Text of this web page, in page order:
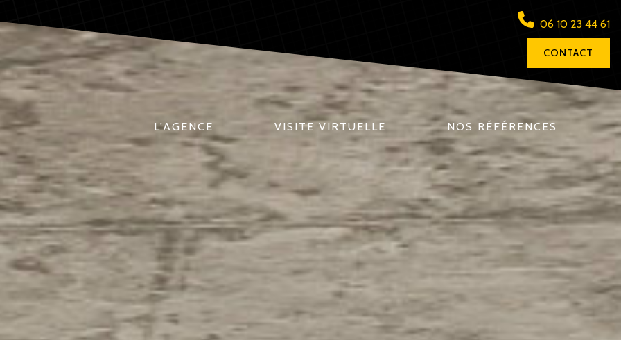
06 10 23 44 61
CONTACT
L'AGENCE VISITE VIRTUELLE NOS RÉFÉRENCES